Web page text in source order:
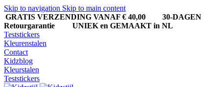
Skip to navigation Skip to main content
GRATIS VERZENDING VANAF € 40,00
30-DAGEN
Retourgarantie UNIEK en GEMAAKT in NL
Teststickers
Kleurenstalen
Contact
Kidzblog
Kleurstalen
Teststickers